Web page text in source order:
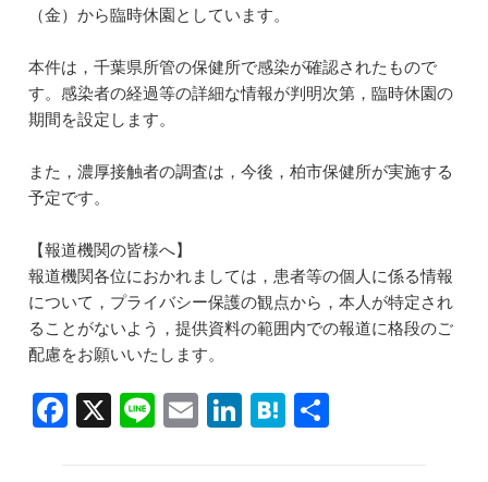
（金）から臨時休園としてい ます。
本件は，千葉県所管の保健所で感染が確認されたもので
す。感染者の経過等の詳細な情報が判明次第，臨時休園の
期間を設定します。
また，濃厚接触者の調査は，今後，柏市保健所が実施する
予定です。
【報道機関の皆様へ】
報道機関各位におかれましては，患者等の個人に係る情報
について，プライバシー保護の観点から，本 人が特定され
ることがないよう，提供資料の範囲内での報道に格段のご
配慮をお願いいたします。
F X Li E Li H